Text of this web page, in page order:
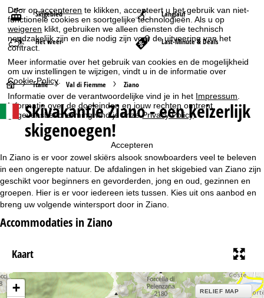
Door opaccepteren te klikken, accepteert u het gebruik van niet-
functionele cookies en soortgelijke technologieën. Als u op
weigeren klikt, gebruiken we alleen diensten die technisch
noodzakelijk zijn en die nodig zijn voor de uitvoering van het
contract.
Meer informatie over het gebruik van cookies en de mogelijkheid
om uw instellingen te wijzigen, vindt u in de informatie over
Cookie-Policy
Informatie over de verantwoordelijke vind je in het Impressum
Informatie over de doeleinden en jouw rechten omtrent
gegevensbescherming vind je onzePrivacy Policy.
Accepteren
Skigebied Langlauf
Het weer Last-Minute & Deals
S
t
r
t
p
a
g
i
Italië Val di Fiemme Ziano
Skivakantie Ziano - een keizerlijk
skigenoegen!
In Ziano is er voor zowel skiërs alsook snowboarders veel te beleven
in een ongerepte natuur. De afdalingen in het skigebied van Ziano zijn
geschikt voor beginners en gevorderden, jong en oud, gezinnen en
groepen. Hier is er voor iedereen iets tussen. Kies uit ons aanbod en
breng uw volgende wintersport door in Ziano.
Accommodaties in Ziano
Kaart
+ RELIEF MAP